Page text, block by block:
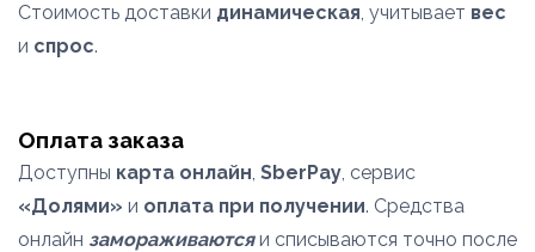
Стоимость доставки динамическая, учитывает вес
и спрос.
Оплата заказа
Доступны карта онлайн, SberPay, сервис
«Долями» и оплата при получении. Средства
онлайн замораживаютсяи списываются точно после